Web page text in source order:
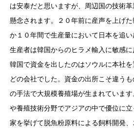
は安泰だと思いますが、周辺国の技術
懸念されます。２０年前に産声を上げ
か１０年間で生産量において日本を追
生産者は韓国からのヒラメ輸入に敏感に
韓国で資金を出したのはソウルに本社
どの会社でした。資金の出所こそ違う
の手法で大規模養殖場が生まれていま
や養殖技術分野でアジアの中で優位に
家を挙げて脱魚粉原料による飼料開発